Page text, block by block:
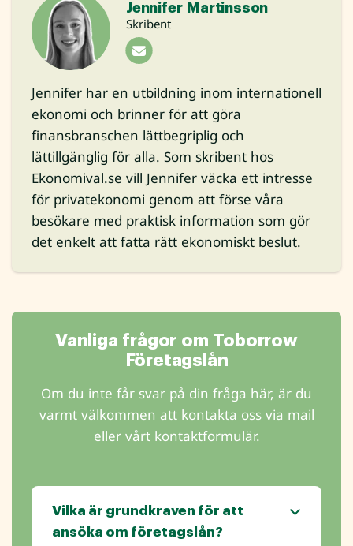
Jennifer Martinsson
Skribent
Jennifer har en utbildning inom internationell
ekonomi och brinner för att göra
finansbranschen lättbegriplig och
lättillgänglig för alla. Som skribent hos
Ekonomival.se vill Jennifer väcka ett intresse
för privatekonomi genom att förse våra
besökare med praktisk information som gör
det enkelt att fatta rätt ekonomiskt beslut.
Vanliga frågor om Toborrow
Företagslån
Om du inte får svar på din fråga här, är du
varmt välkommen att kontakta oss via mail
eller vårt kontaktformulär.
Vilka är grundkraven för att
ansöka om företagslån?